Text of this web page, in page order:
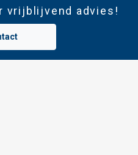
vrijblijvend advies!